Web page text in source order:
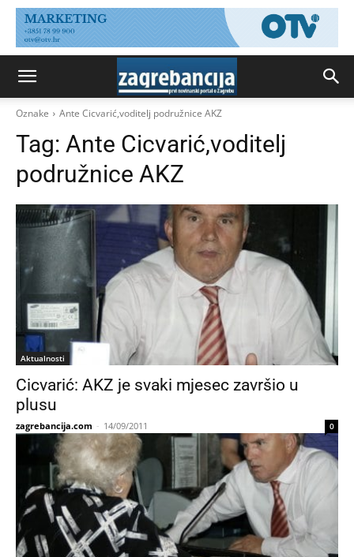
Oznake Ante Cicvarić,voditelj podružnice AKZ
Tag: Ante Cicvarić,voditelj
podružnice AKZ
Aktualnosti
Cicvarić: AKZ je svaki mjesec završio u
plusu
zagrebancija.com - 14/09/2011 0